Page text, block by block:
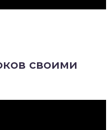
своими